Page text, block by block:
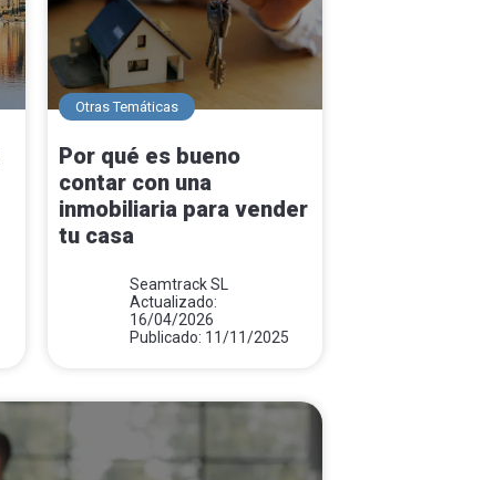
Otras Temáticas
Por qué es bueno
contar con una
inmobiliaria para vender
tu casa
Seamtrack SL
Actualizado:
16/04/2026
Publicado: 11/11/2025